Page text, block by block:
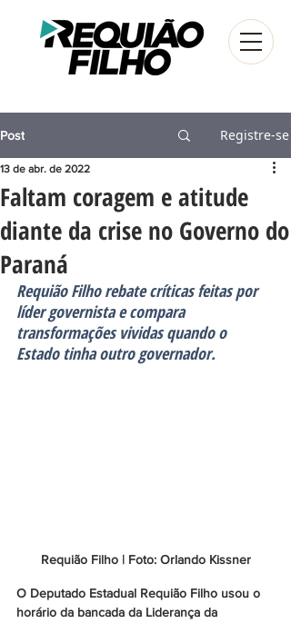
Post Registre-se
Faltam coragem e atitude
diante da crise no Governo do
Paraná
13 de abr. de 2022
Requião Filho rebate críticas feitas por
líder governista e compara
transformações vividas quando o
Estado tinha outro governador.
Requião Filho | Foto: Orlando Kissner
O Deputado Estadual Requião Filho usou o
horário da bancada da Liderança da